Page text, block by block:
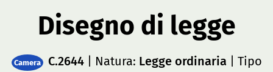
Disegno di legge
Camera C.2644| Natura: Legge ordinaria | Tipo